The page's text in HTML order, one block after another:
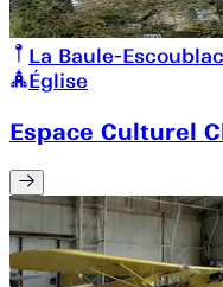
La Baule-Escoublac
Église
Espace Culturel